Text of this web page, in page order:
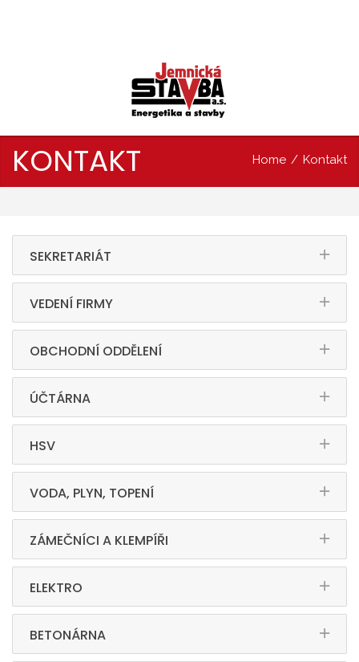
KONTAKT Home / Kontakt
SEKRETARIÁT
VEDENÍ FIRMY
OBCHODNÍ ODDĚLENÍ
ÚČTÁRNA
HSV
VODA, PLYN, TOPENÍ
ZÁMEČNÍCI A KLEMPÍŘI
ELEKTRO
BETONÁRNA